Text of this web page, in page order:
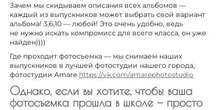
Зачем мы скидываем описания всех альбомов —
каждый из выпускников может выбрать свой вариант
альбома! 3,6,10 — любой! Это очень удобно, ведь
не нужно искать компромисс для всего класса, он уже
найден))))
Где проходит фотосъемка — мы снимаем наших
выпускников в лучшей фотостудии нашего города,
фотостудии Amare https://vk.com/amarephotostudio
Однако, если вы хотите, чтобы ваша
фотосъемка прошла в школе — просто